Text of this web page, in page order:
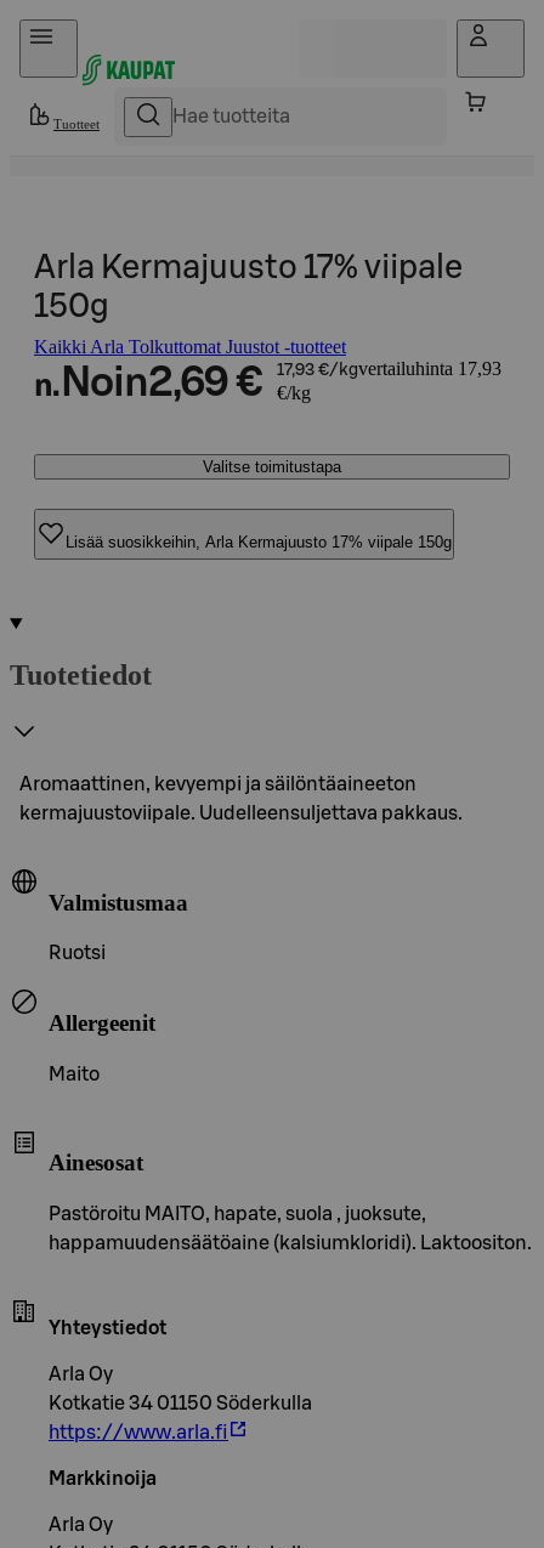
Hyppää sisältöön
Tuotteet
Arla Kermajuusto 17% viipale
150g
Kaikki Arla Tolkuttomat Juustot -tuotteet
n. Noin2,69 € 17,93 €/kgvertailuhinta 17,93
€/kg
Valitse toimitustapa
Lisää suosikkeihin, Arla Kermajuusto 17% viipale 150g
Tuotetiedot
Aromaattinen, kevyempi ja säilöntäaineeton
kermajuustoviipale. Uudelleensuljettava pakkaus.
Valmistusmaa
Ruotsi
Allergeenit
Maito
Ainesosat
Pastöroitu MAITO, hapate, suola , juoksute,
happamuudensäätöaine (kalsiumkloridi). Laktoositon.
Yhteystiedot
Arla Oy
Kotkatie 34 01150 Söderkulla
https://www.arla.fi
Markkinoija
Arla Oy